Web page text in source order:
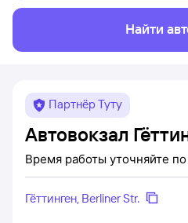
Найти
Партнёр Туту
Автовокзал
Время работы уточняйте
Гёттинген, Berliner Str.